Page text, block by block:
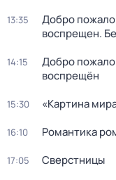
13:35
Добро
воспрещен.
14:15
Добро
воспрещён
15:30 «Картина
16:10 Романтика
17:05 Сверстницы